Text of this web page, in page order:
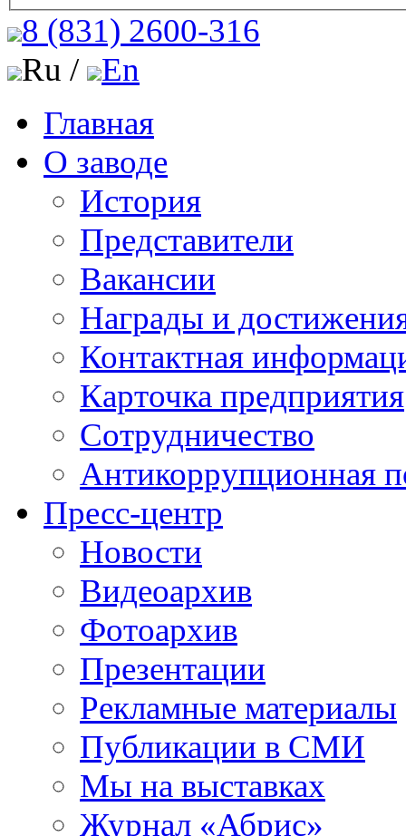
8 (831) 2600-316
Ru /
En
Главная
О заводе
История
Представители
Вакансии
Награды и
Контактная
Карточка предприятия
Сотрудничество
Антикоррупционная
Пресс-центр
Новости
Видеоархив
Фотоархив
Презентации
Рекламные материалы
Публикации в СМИ
Мы на выставках
Журнал «Абрис»